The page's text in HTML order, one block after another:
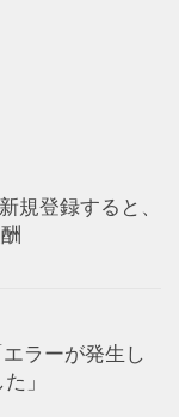
規登録すると、
ラーが発生し
」